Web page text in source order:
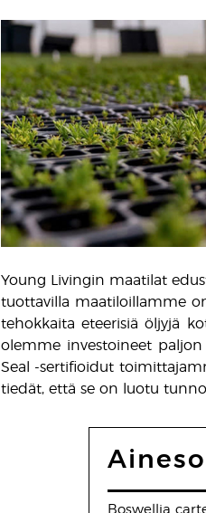
Young Livingin maatilat
tuottavilla maatiloillamme
tehokkaita eteerisiä öljyjä
olemme investoineet
Seal -sertifioidut
tiedät, että se on luotu
Boswellia